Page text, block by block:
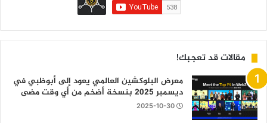
مقالات قد تعجبك!
معرض البلوكشين العالمي يعود إلى أبوظبي في
ديسمبر 2025 بنسخة أضخم من أي وقت مضى
2025-10-30